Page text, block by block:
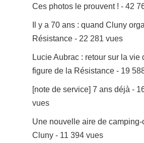
Ces photos le prouvent ! - 42
Il y a 70 ans : quand Cluny
Résistance - 22 281 vues
Lucie Aubrac : retour sur la vie
figure de la Résistance - 19
[note de service] 7 ans déjà -
vues
Une nouvelle aire de camping-
Cluny - 11 394 vues